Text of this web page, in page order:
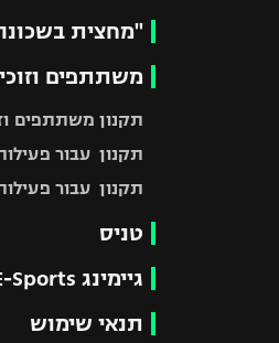
"מחצית
משתתפים
תקנון משתתפים
תקנון עבור
תקנון עבור פעילות
טניס
גיימינג E-Sports
תנאי שימוש